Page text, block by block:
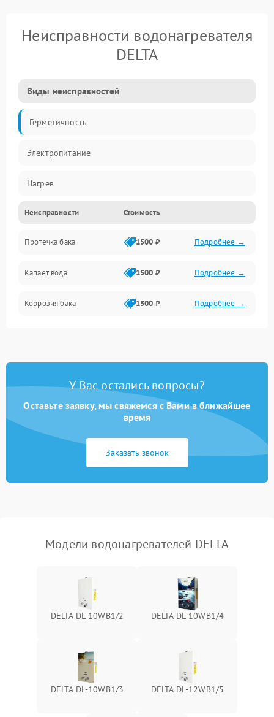
Неисправности водонагревателя
DELTA
Виды неисправностей
Герметичность
Электропитание
Нагрев
Датчики
Механика
Неисправности Стоимость
Протечка бака 1500 ₽ Подробнее →
Капает вода 1500 ₽ Подробнее →
Коррозия бака 1500 ₽ Подробнее →
У Вас остались вопросы?
Оставьте заявку, мы свяжемся с Вами в ближайшее
время
Заказать звонок
Модели водонагревателей DELTA
DELTA DL-10WB1/2 DELTA DL-10WB1/4
DELTA DL-10WB1/3 DELTA DL-12WB1/5